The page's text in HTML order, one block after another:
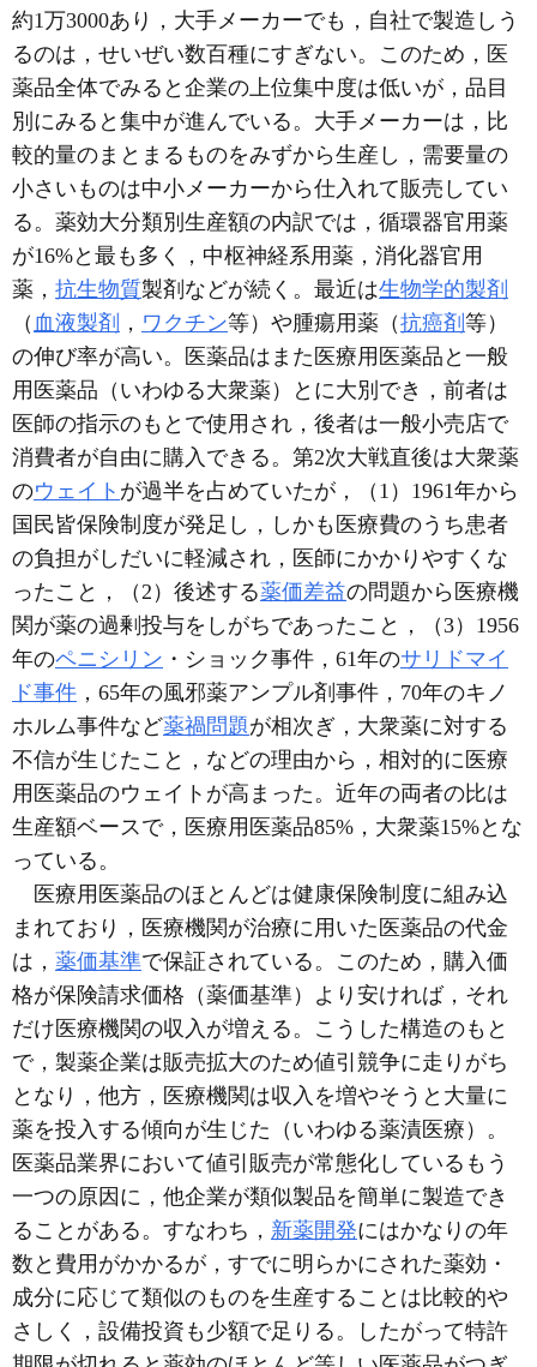
約1万3000あり，大手メーカーでも，自社で製造しう
るのは，せいぜい数百種にすぎない。このため，医
薬品全体でみると企業の上位集中度は低いが，品目
別にみると集中が進んでいる。大手メーカーは，比
較的量のまとまるものをみずから生産し，需要量の
小さいものは中小メーカーから仕入れて販売してい
る。薬効大分類別生産額の内訳では，循環器官用薬
が16%と最も多く，中枢神経系用薬，消化器官用
薬， 抗生物質製剤などが続く。最近は生物学的製剤
（ 血液製剤 ， ワクチン等）や腫瘍用薬（抗癌剤 等）
の伸び率が高い。医薬品はまた医療用医薬品と一般
用医薬品（いわゆる大衆薬）とに大別でき，前者は
医師の指示のもとで使用され，後者は一般小売店で
消費者が自由に購入できる。第2次大戦直後は大衆薬
のウェイト が過半を占めていたが，（1）1961年から
国民皆保険制度が発足し，しかも医療費のうち患者
の負担がしだいに軽減され，医師にかかりやすくな
ったこと，（2）後述する薬価差益の問題から医療機
関が薬の過剰投与をしがちであったこと，（3）1956
年のペニシリン ・ショック事件，61年のサリドマイ
ド事件 ，65年の風邪薬アンプル剤事件，70年のキノ
ホルム事件など薬禍問題が相次ぎ，大衆薬に対する
不信が生じたこと，などの理由から，相対的に医療
用医薬品のウェイトが高まった。近年の両者の比は
生産額ベースで，医療用医薬品85%，大衆薬15%とな
っている。
医療用医薬品のほとんどは健康保険制度に組み込
まれており，医療機関が治療に用いた医薬品の代金
は， 薬価基準で保証されている。このため，購入価
格が保険請求価格（薬価基準）より安ければ，それ
だけ医療機関の収入が増える。こうした構造のもと
で，製薬企業は販売拡大のため値引競争に走りがち
となり，他方，医療機関は収入を増やそうと大量に
薬を投入する傾向が生じた（いわゆる薬漬医療）。
医薬品業界において値引販売が常態化しているもう
一つの原因に，他企業が類似製品を簡単に製造でき
ることがある。すなわち， 新薬開発にはかなりの年
数と費用がかかるが，すでに明らかにされた薬効・
成分に応じて類似のものを生産することは比較的や
さしく，設備投資も少額で足りる。したがって特許